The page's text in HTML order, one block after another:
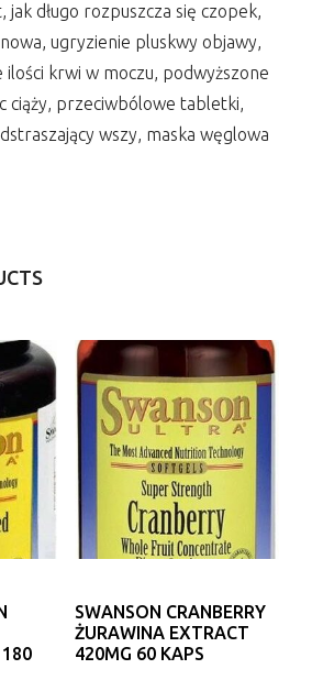
jak długo rozpuszcza się czopek,
ugryzienie pluskwy objawy,
ilości krwi w moczu, podwyższone
ciąży, przeciwbólowe tabletki,
wszy, maska węglowa
180
SWANSON CRANBERRY
ŻURAWINA EXTRACT
420MG 60 KAPS